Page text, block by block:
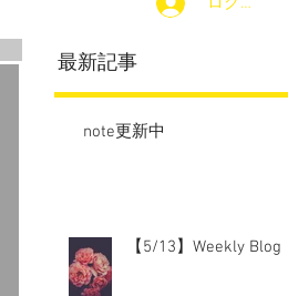
最新記事
note更新中
【5/13】Weekly Blog